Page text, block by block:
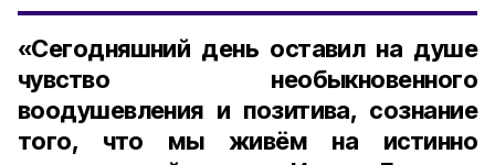
«Сегодняшний день оставил на душе
чувство необыкновенного
воодушевления и позитива, сознание
того, что мы живём на истинно